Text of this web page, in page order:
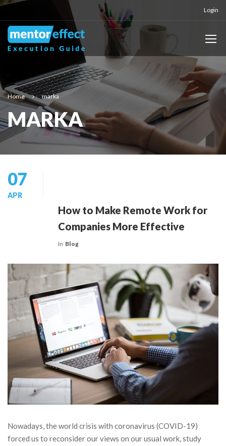
Login
Home marka
MARKA
07
APR
How to Make Remote Work for
Companies More Effective
In Blog
Nowadays, the world crisis with coronavirus (COVID-19)
forced us to reconsider our views on our usual work, study